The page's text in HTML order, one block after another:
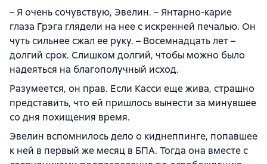
– Я очень сочувствую, Эвелин. – Янтарно-карие
глаза Грэга глядели на нее с искренней печалью. Он
чуть сильнее сжал ее руку. – Восемнадцать лет –
долгий срок. Слишком долгий, чтобы можно было
надеяться на благополучный исход.
Разумеется, он прав. Если Касси еще жива, страшно
представить, что ей пришлось вынести за минувшее
со дня похищения время.
Эвелин вспомнилось дело о киднеппинге, попавшее
к ней в первый же месяц в БПА. Тогда она вместе с